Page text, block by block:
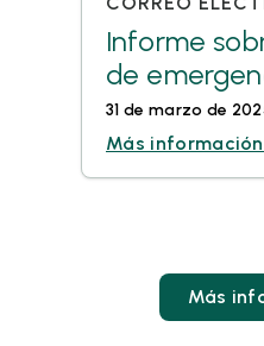
Informe
de
31 de marzo de
Más información
Más